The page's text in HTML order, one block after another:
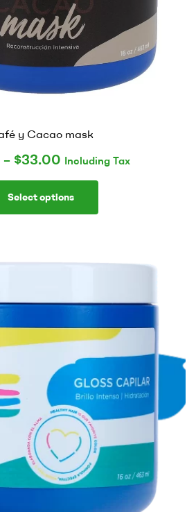
y Cacao mask
– $33.00 Including Tax
Select options